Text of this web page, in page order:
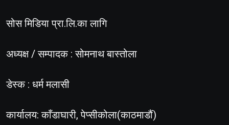
सोस मिडिया प्रा.लि.का लागि
अध्यक्ष / सम्पादक : सोमनाथ बास्तोला
डेस्क : धर्म मलासी
कार्यालय: काँडाघारी, पेप्सीकोला(काठमाडौं)